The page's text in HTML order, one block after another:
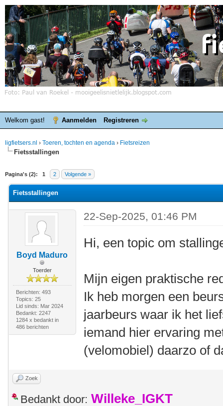
Welkom gast! Aanmelden Registreren
ligfietsers.nl › Toeren, tochten en agenda › Fietsreizen
Fietsstallingen
Pagina's (2): 1 2 Volgende »
waardering is 0
Fietsstallingen
Boyd Maduro
Toerder
Berichten: 493
Topics: 25
Lid sinds: Mar 2024
Bedankt: 2247
1284 x bedankt in
486 berichten
22-Sep-2025, 01:46 PM
Hi, een topic om
Mijn eigen praktische
Ik heb morgen een
jaarbeurs waar ik het
iemand hier ervaring
(velomobiel) daarzo of
Zoek
Bedankt door: Willeke_IGKT